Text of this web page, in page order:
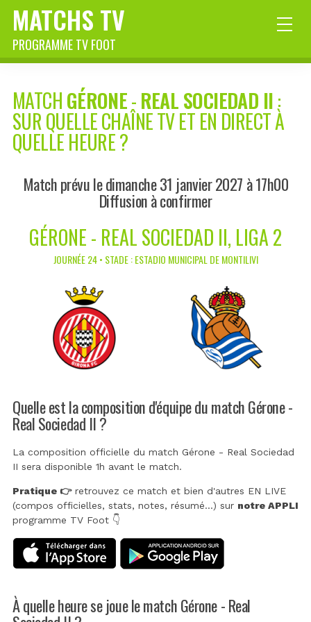
MATCHS TV
PROGRAMME TV FOOT
MATCHGÉRONE-REAL SOCIEDAD II:
SUR QUELLE CHAÎNE TV ET EN DIRECT À
QUELLE HEURE ?
Match prévu le dimanche 31 janvier 2027 à 17h00
Diffusion à confirmer
GÉRONE - REAL SOCIEDAD II, LIGA 2
JOURNÉE 24 • STADE : ESTADIO MUNICIPAL DE MONTILIVI
Quelle est la composition d'équipe du match Gérone -
Real Sociedad II ?
La composition officielle du match Gérone - Real Sociedad
II sera disponible 1h avant le match.
Pratique 👉retrouvez ce match et bien d'autres EN LIVE
(compos officielles, stats, notes, résumé...) sur notre APPLI
programme TV Foot 👇
À quelle heure se joue le match Gérone - Real